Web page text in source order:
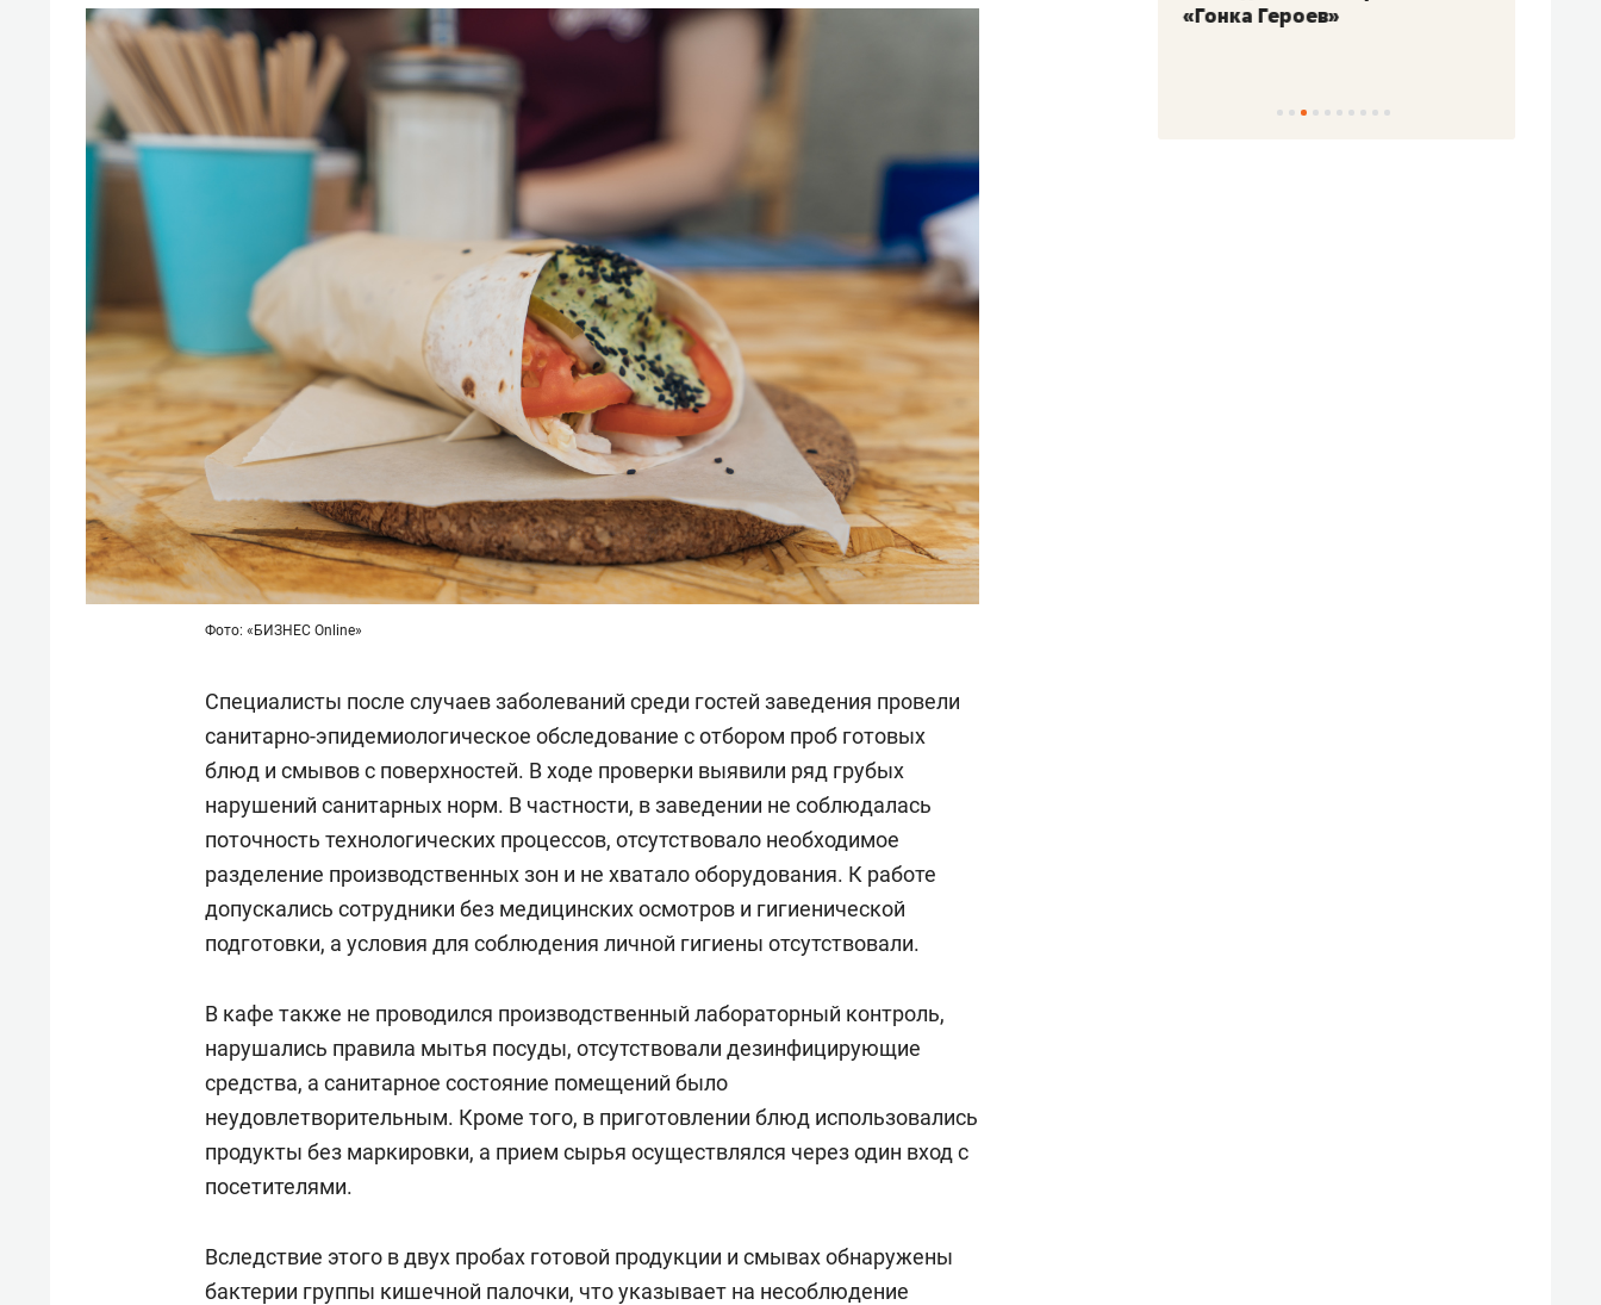
Фото: «БИЗНЕС Online»
Специалисты после случаев заболеваний среди гостей заведения провели
санитарно-эпидемиологическое обследование с отбором проб готовых
блюд и смывов с поверхностей. В ходе проверки выявили ряд грубых
нарушений санитарных норм. В частности, в заведении не соблюдалась
поточность технологических процессов, отсутствовало необходимое
разделение производственных зон и не хватало оборудования. К работе
допускались сотрудники без медицинских осмотров и гигиенической
подготовки, а условия для соблюдения личной гигиены отсутствовали.
В кафе также не проводился производственный лабораторный контроль,
нарушались правила мытья посуды, отсутствовали дезинфицирующие
средства, а санитарное состояние помещений было
неудовлетворительным. Кроме того, в приготовлении блюд использовались
продукты без маркировки, а прием сырья осуществлялся через один вход с
посетителями.
Вследствие этого в двух пробах готовой продукции и смывах обнаружены
бактерии группы кишечной палочки, что указывает на несоблюдение
состоянием как основа
«Гонка Героев»